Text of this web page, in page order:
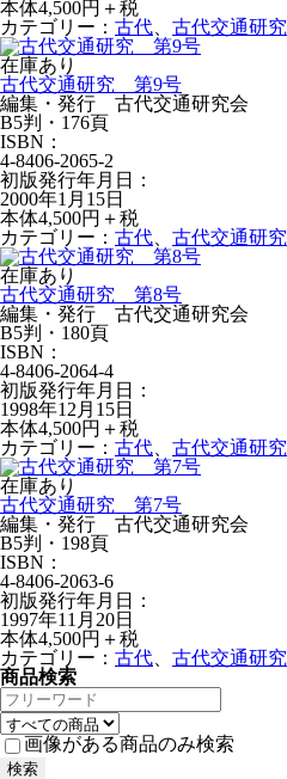
本体4,500円＋税
カテゴリー： 古代
古代交通研究
在庫あり
古代交通研究 第9号
編集・発行 古代交通研究会
B5判・176頁
ISBN：
4-8406-2065-2
初版発行年月日：
2000年1月15日
本体4,500円＋税
カテゴリー： 古代
古代交通研究
在庫あり
古代交通研究 第8号
編集・発行 古代交通研究会
B5判・180頁
ISBN：
4-8406-2064-4
初版発行年月日：
1998年12月15日
本体4,500円＋税
カテゴリー： 古代
古代交通研究
在庫あり
古代交通研究 第7号
編集・発行 古代交通研究会
B5判・198頁
ISBN：
4-8406-2063-6
初版発行年月日：
1997年11月20日
本体4,500円＋税
カテゴリー： 古代
古代交通研究
商品検索
画像がある商品のみ検索